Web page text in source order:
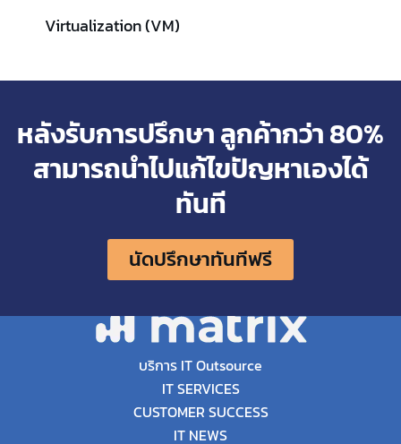
Virtualization (VM)
หลังรับการปรึกษา ลูกค้ากว่า 80%
สามารถนำไปแก้ไขปัญหาเองได้
ทันที
นัดปรึกษาทันทีฟรี
บริการ IT Outsource
IT SERVICES
CUSTOMER SUCCESS
IT NEWS